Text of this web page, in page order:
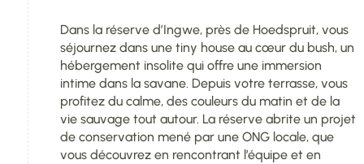
Dans la réserve d’Ingwe, près de Hoedspruit, vous
séjournez dans une tiny house au cœur du bush, un
hébergement insolite qui offre une immersion
intime dans la savane. Depuis votre terrasse, vous
profitez du calme, des couleurs du matin et de la
vie sauvage tout autour. La réserve abrite un projet
de conservation mené par une ONG locale, que
vous découvrez en rencontrant l’équipe et en